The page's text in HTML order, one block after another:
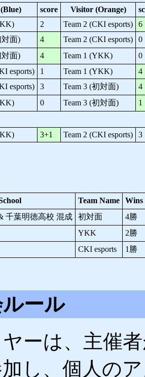
score Visitor (Orange)
2 Team 2 (CKI esports)
6
対面) 4 Team 2 (CKI esports)
0
対面) 4 Team 1 (YKK)
0
esports) 1 Team 1 (YKK)
4
esports) 3 Team 3 (初対面)
4
0 Team 3 (初対面)
1
3+1 Team 2 (CKI esports) 3
Team Name
Wins
千葉明徳高校 混成 初対面
4勝
YKK
2勝
CKI esports 1勝
ルール
ーは、主催
加し、個人の